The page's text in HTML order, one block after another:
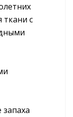
ткани с